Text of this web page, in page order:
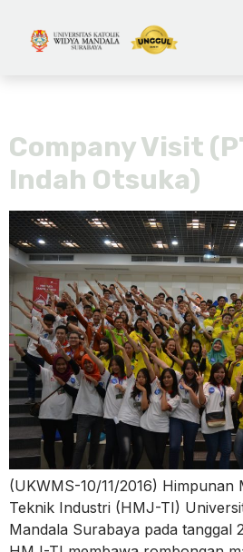
Company Visit
Indah Otsuka)
(UKWMS-10/11/2016) Himpunan
Teknik Industri (HMJ-TI)
Mandala Surabaya pada tanggal